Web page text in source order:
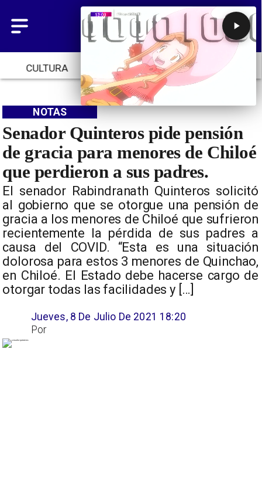
CULTURA TENDENCIAS INICIO
Senador Quinteros pide pensión
de gracia para menores de Chiloé
que perdieron a sus padres.
El senador Rabindranath Quinteros solicitó
al gobierno que se otorgue una pensión de
gracia a los menores de Chiloé que sufrieron
recientemente la pérdida de sus padres a
causa del COVID. “Esta es una situación
dolorosa para estos 3 menores de Quinchao,
en Chiloé. El Estado debe hacerse cargo de
otorgar todas las facilidades y […]
NOTAS
Jueves, 8 De Julio De 2021 18:20
Por